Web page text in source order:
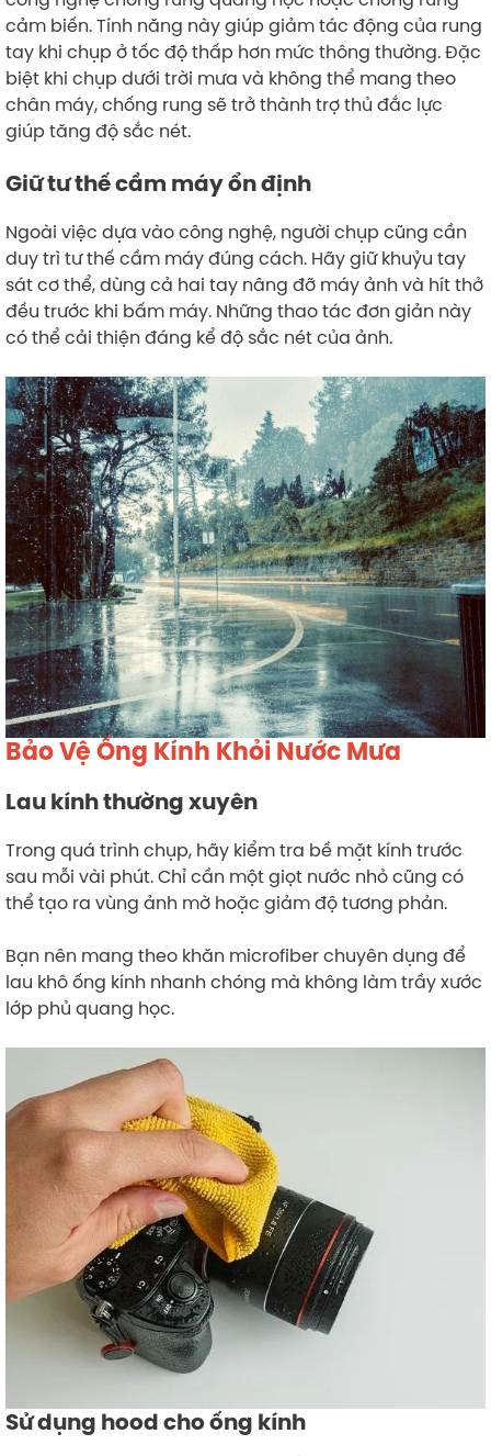
cảm biến. Tính năng này giúp giảm tác động của rung
tay khi chụp ở tốc độ thấp hơn mức thông thường. Đặc
biệt khi chụp dưới trời mưa và không thể mang theo
chân máy, chống rung sẽ trở thành trợ thủ đắc lực
giúp tăng độ sắc nét.
Giữ tư thế cầm máy ổn định
Ngoài việc dựa vào công nghệ, người chụp cũng cần
duy trì tư thế cầm máy đúng cách. Hãy giữ khuỷu tay
sát cơ thể, dùng cả hai tay nâng đỡ máy ảnh và hít thở
đều trước khi bấm máy. Những thao tác đơn giản này
có thể cải thiện đáng kể độ sắc nét của ảnh.
Bảo Vệ Ống Kính Khỏi Nước Mưa
Lau kính thường xuyên
Trong quá trình chụp, hãy kiểm tra bề mặt kính trước
sau mỗi vài phút. Chỉ cần một giọt nước nhỏ cũng có
thể tạo ra vùng ảnh mờ hoặc giảm độ tương phản.
Bạn nên mang theo khăn microfiber chuyên dụng để
lau khô ống kính nhanh chóng mà không làm trầy xước
lớp phủ quang học.
Sử dụng hood cho ống kính